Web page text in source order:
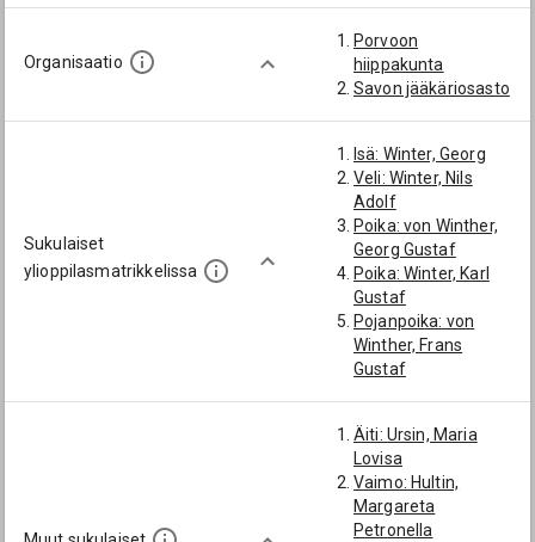
Organisaatio
Porvoon
hiippakunta
Savon jääkäriosasto
Sukulaiset
ylioppilasmatrikkelissa
Isä: Winter, Georg
Veli: Winter, Nils
Adolf
Poika: von Winther,
Georg Gustaf
Poika: Winter, Karl
Gustaf
Pojanpoika: von
Winther, Frans
Gustaf
Äiti: Ursin, Maria
Lovisa
Vaimo: Hultin,
Margareta
Petronella